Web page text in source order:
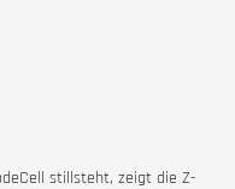
stillsteht, zeigt die Z-